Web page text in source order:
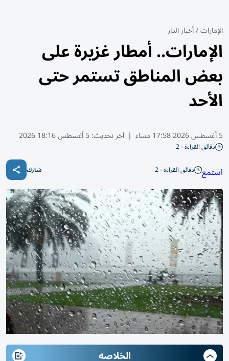
الإمارات/أخبار الدار
الإمارات.. أمطار غزيرة على
بعض المناطق تستمر حتى
الأحد
5 أغسطس 2026 17:58 مساء | آخر تحديث:5 أغسطس 18:16 2026
دقائق القراءة - 2
استمع دقائق القراءة - 2 شارك
الخلاصه